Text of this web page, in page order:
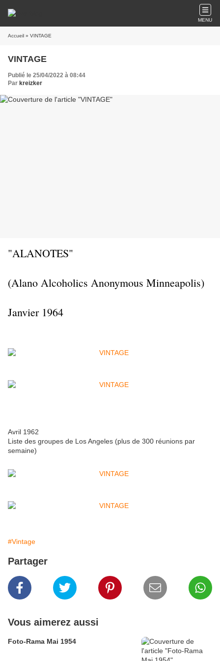
MENU
Accueil » VINTAGE
VINTAGE
Publié le 25/04/2022 à 08:44
Par kreizker
"ALANOTES"
(Alano Alcoholics Anonymous Minneapolis)
Janvier 1964
Avril 1962
Liste des groupes de Los Angeles (plus de 300 réunions par
semaine)
#Vintage
Partager
Vous aimerez aussi
Foto-Rama Mai 1954